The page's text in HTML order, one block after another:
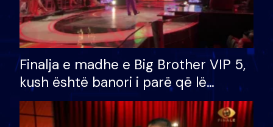
Finalja e madhe e Big Brother VIP 5,
kush është banori i parë që lë
shtëpinë dhe humb mundësinë për
të fituar çmimin e madh